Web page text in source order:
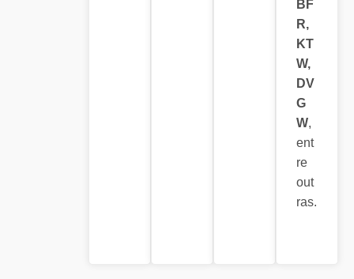
BF
R,
KT
W,
DV
G
W,
ent
re
out
ras.